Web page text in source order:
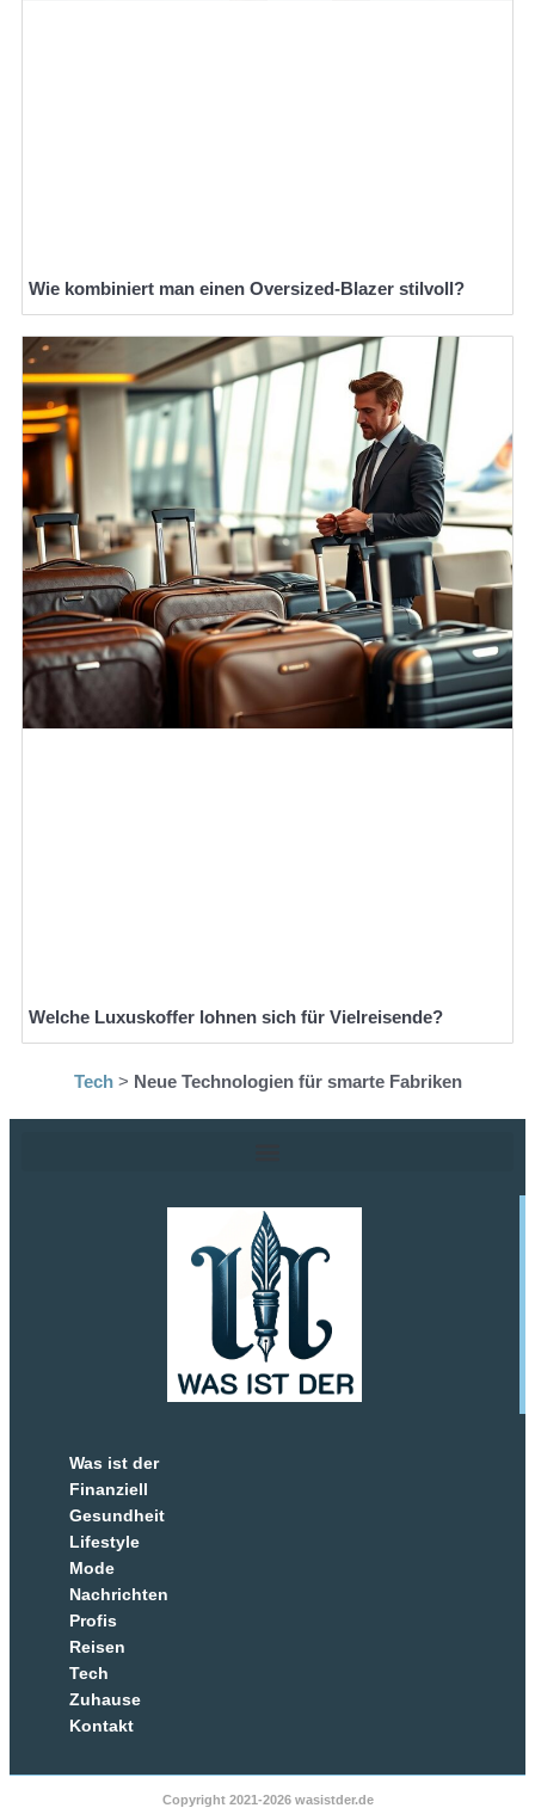
Wie kombiniert man einen Oversized-Blazer stilvoll?
Welche Luxuskoffer lohnen sich für Vielreisende?
Tech> Neue Technologien für smarte Fabriken
Was ist der
Finanziell
Gesundheit
Lifestyle
Mode
Nachrichten
Profis
Reisen
Tech
Zuhause
Kontakt
Copyright 2021-2026 wasistder.de